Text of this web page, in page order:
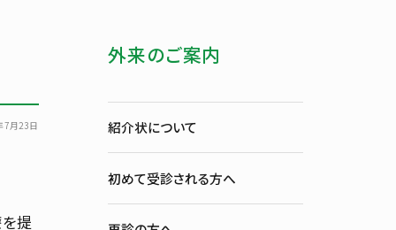
7月23日
提
外来のご案内
紹介状について
初めて受診される方へ